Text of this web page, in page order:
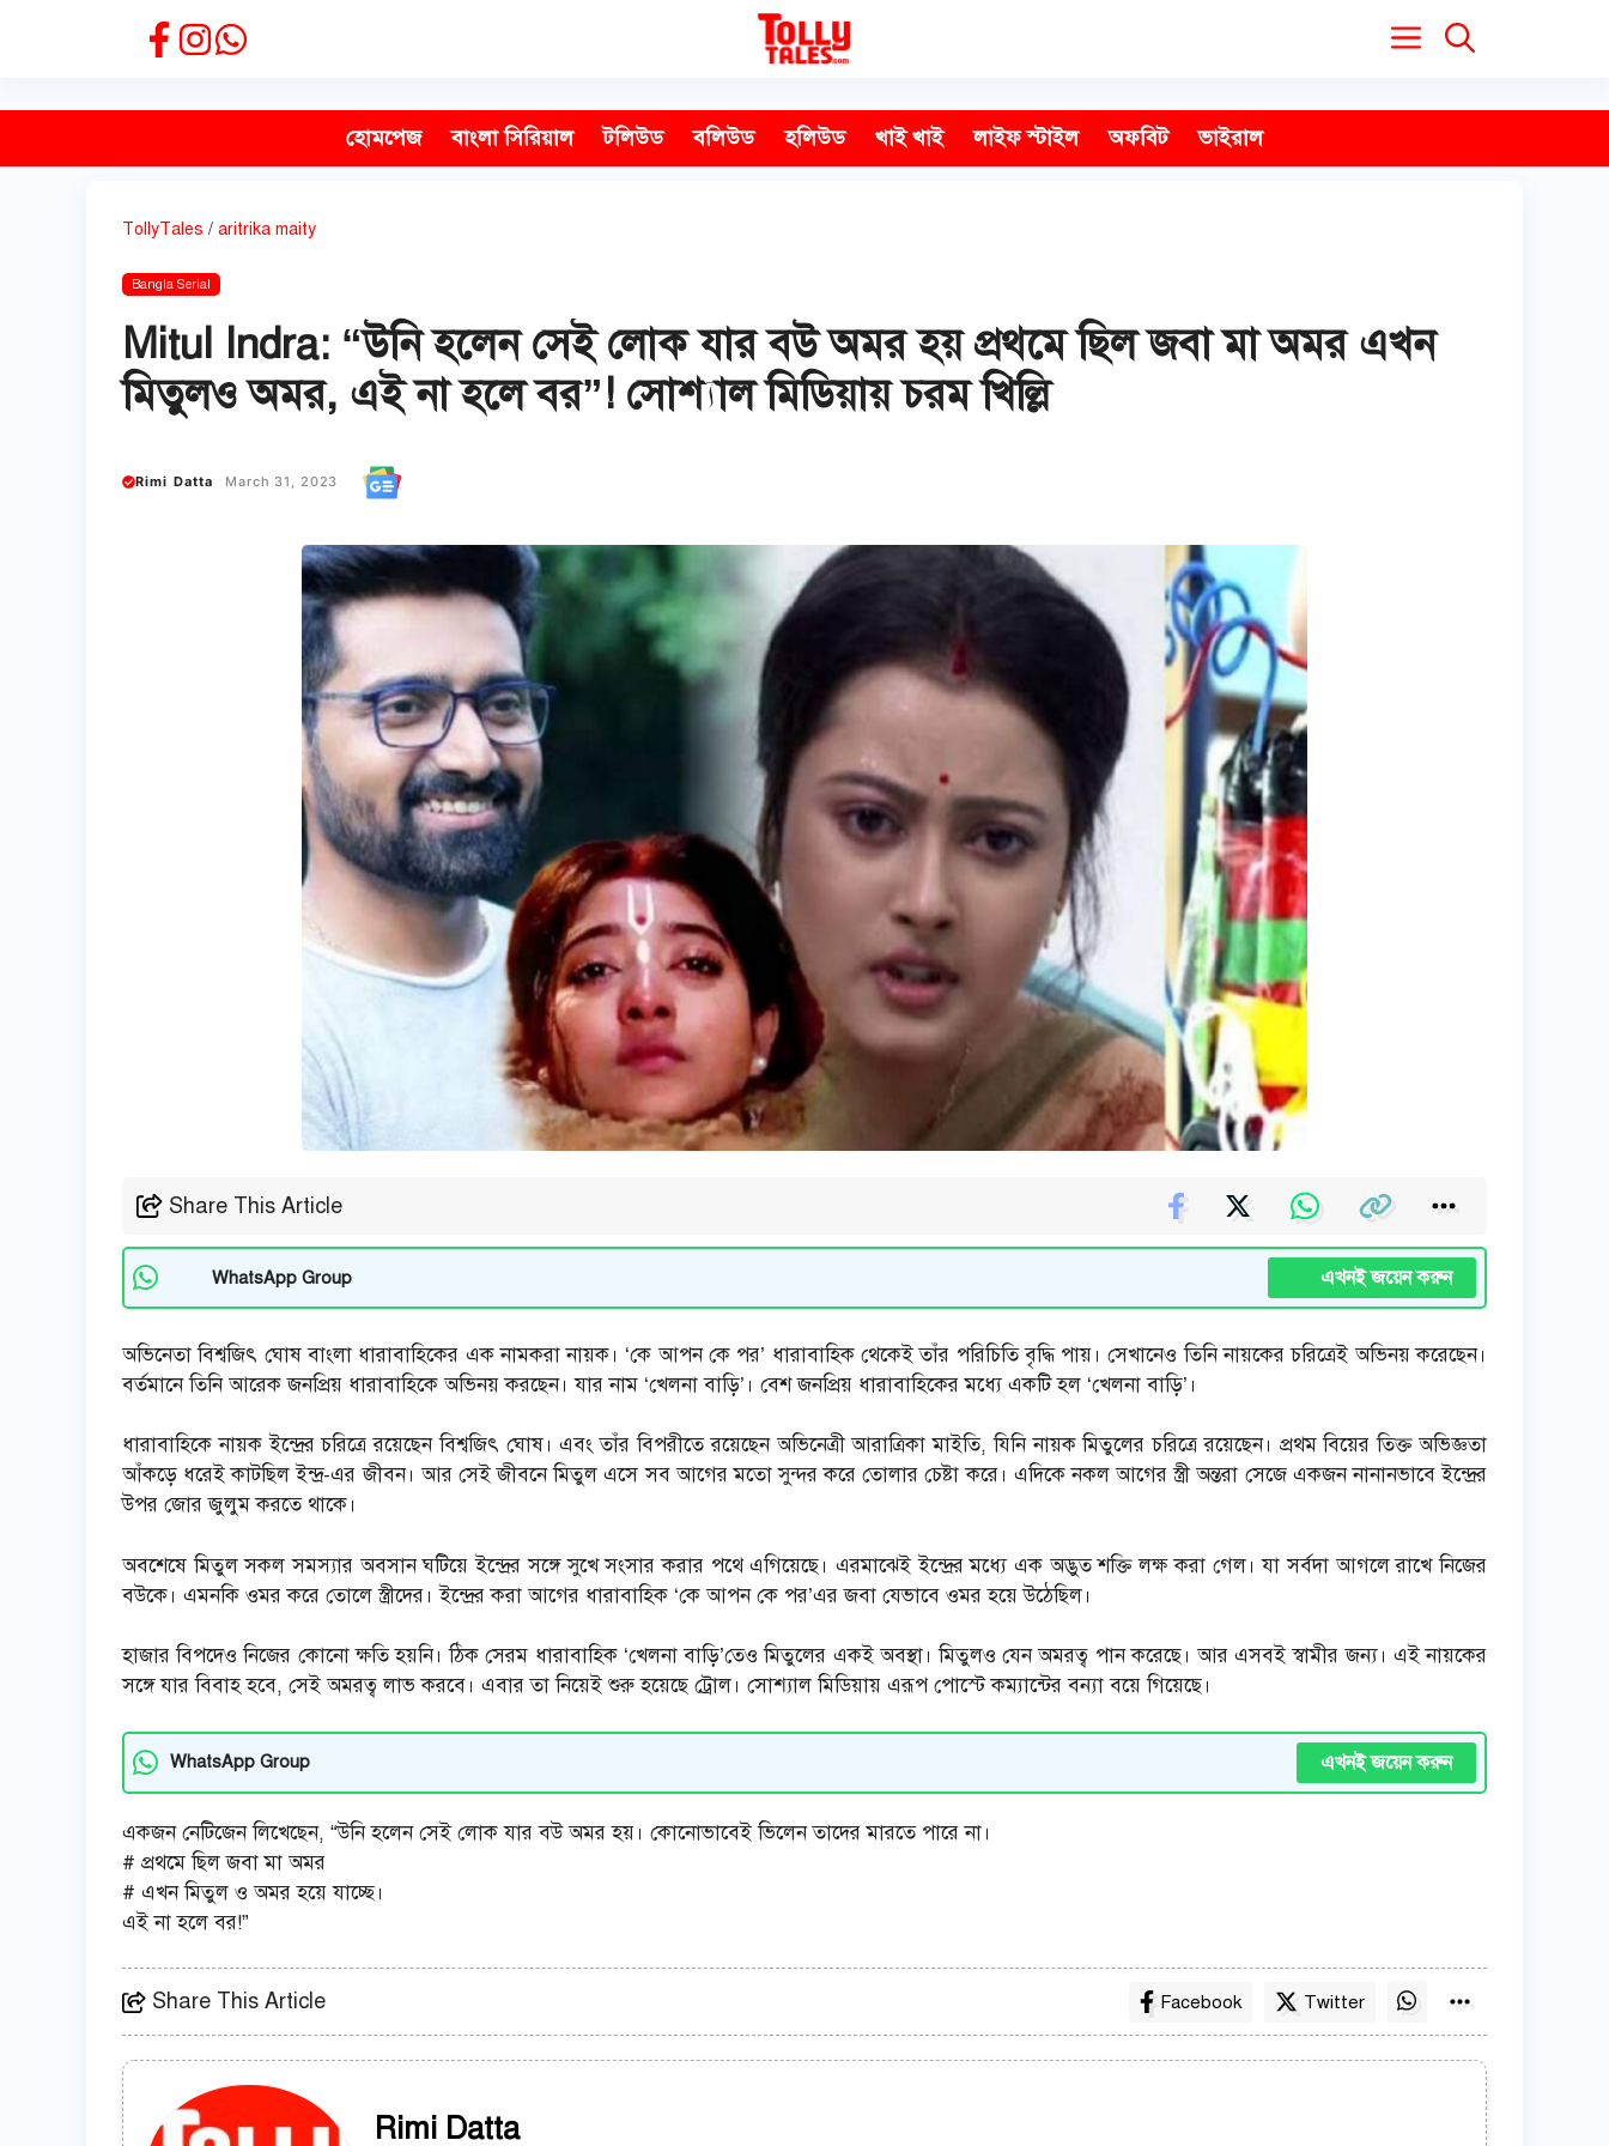
হোমপেজ বাংলা সিরিয়াল টলিউড বলিউড হলিউড খাই খাই লাইফ স্টাইল অফবিট ভাইরাল
TollyTales / aritrika maity
Bangla Serial
Mitul Indra: “উনি হলেন সেই লোক যার বউ অমর হয় প্রথমে ছিল জবা মা অমর এখন
মিতুলও অমর, এই না হলে বর”! সোশ্যাল মিডিয়ায় চরম খিল্লি
Rimi Datta March 31, 2023
Share This Article
WhatsApp Group এখনই জয়েন করুন
অভিনেতা বিশ্বজিৎ ঘোষ বাংলা ধারাবাহিকের এক নামকরা নায়ক। ‘কে আপন কে পর’ ধারাবাহিক থেকেই তাঁর পরিচিতি বৃদ্ধি পায়। সেখানেও তিনি নায়কের চরিত্রেই অভিনয় করেছেন।
বর্তমানে তিনি আরেক জনপ্রিয় ধারাবাহিকে অভিনয় করছেন। যার নাম ‘খেলনা বাড়ি’। বেশ জনপ্রিয় ধারাবাহিকের মধ্যে একটি হল ‘খেলনা বাড়ি’।
ধারাবাহিকে নায়ক ইন্দ্রের চরিত্রে রয়েছেন বিশ্বজিৎ ঘোষ। এবং তাঁর বিপরীতে রয়েছেন অভিনেত্রী আরাত্রিকা মাইতি, যিনি নায়ক মিতুলের চরিত্রে রয়েছেন। প্রথম বিয়ের তিক্ত অভিজ্ঞতা
আঁকড়ে ধরেই কাটছিল ইন্দ্র-এর জীবন। আর সেই জীবনে মিতুল এসে সব আগের মতো সুন্দর করে তোলার চেষ্টা করে। এদিকে নকল আগের স্ত্রী অন্তরা সেজে একজন নানানভাবে ইন্দ্রের
উপর জোর জুলুম করতে থাকে।
অবশেষে মিতুল সকল সমস্যার অবসান ঘটিয়ে ইন্দ্রের সঙ্গে সুখে সংসার করার পথে এগিয়েছে। এরমাঝেই ইন্দ্রের মধ্যে এক অদ্ভুত শক্তি লক্ষ করা গেল। যা সর্বদা আগলে রাখে নিজের
বউকে। এমনকি ওমর করে তোলে স্ত্রীদের। ইন্দ্রের করা আগের ধারাবাহিক ‘কে আপন কে পর’এর জবা যেভাবে ওমর হয়ে উঠেছিল।
হাজার বিপদেও নিজের কোনো ক্ষতি হয়নি। ঠিক সেরম ধারাবাহিক ‘খেলনা বাড়ি’তেও মিতুলের একই অবস্থা। মিতুলও যেন অমরত্ব পান করেছে। আর এসবই স্বামীর জন্য। এই নায়কের
সঙ্গে যার বিবাহ হবে, সেই অমরত্ব লাভ করবে। এবার তা নিয়েই শুরু হয়েছে ট্রোল। সোশ্যাল মিডিয়ায় এরূপ পোস্টে কম্যান্টের বন্যা বয়ে গিয়েছে।
WhatsApp Group এখনই জয়েন করুন
একজন নেটিজেন লিখেছেন, “উনি হলেন সেই লোক যার বউ অমর হয়। কোনোভাবেই ভিলেন তাদের মারতে পারে না।
# প্রথমে ছিল জবা মা অমর
# এখন মিতুল ও অমর হয়ে যাচ্ছে।
এই না হলে বর!”
Share This Article Facebook Twitter
Rimi Datta